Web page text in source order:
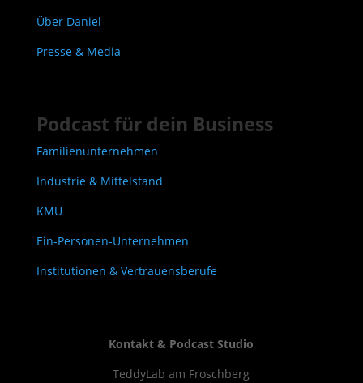
Über Daniel
Presse & Media
Podcast für dein Business
Familienunternehmen
Industrie & Mittelstand
KMU
Ein-Personen-Unternehmen
Institutionen & Vertrauensberufe
Kontakt & Podcast Studio
TeddyLab am Froschberg